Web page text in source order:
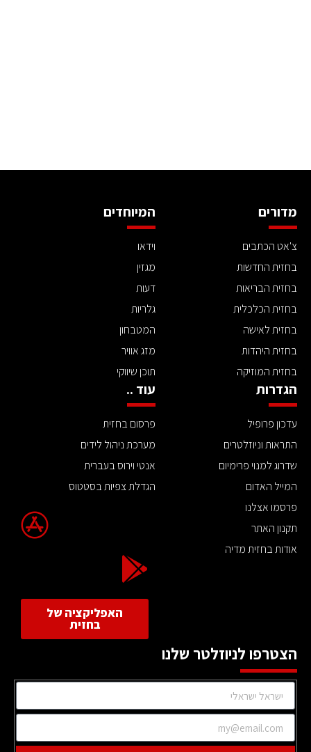
מדורים
צ'אט הכתבים
בחזית החדשות
בחזית הבריאות
בחזית הכלכלית
בחזית לאישה
בחזית היהדות
בחזית המוזיקה
המיוחדים
וידאו
מגזין
דעות
גלריות
המטבחון
מזג אוויר
תוכן שיווקי
הגדרות
עדכון פרופיל
התראות וניוזלטרים
שדרוג למנוי פרימיום
המייל האדום
פרסמו אצלנו
תקנון האתר
אודות בחזית מדיה
עוד ..
פרסום בחזית
מערכת ניהול לידים
אנטי וירוס בעברית
הגדלת צפיות בסטטוס
האפליקציה של
בחזית
הצטרפו לניוזלטר שלנו